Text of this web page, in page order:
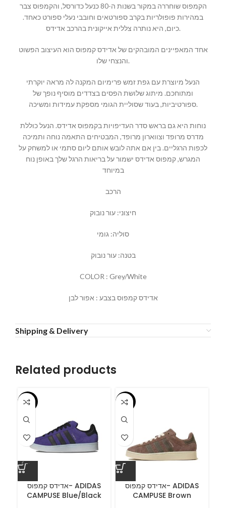
הקמפוס שוחררה במקור בשנות ה-80 כנעל כדורסל, והקמפוס צבר
במהירות פופולריות בקרב ספורטאים וחובבי נעלי ספורט כאחד.
כיום, היא נותרה צללית אייקונית בהרכב אדידס.
אחד המאפיינים המובהקים של אדידס קמפוס הוא העיצוב הפשוט
והנצחי שלו.
הנעל מיוצרת עם גפת זמש פרימיום המקנה לה מראה יוקרתי
ומתוחכם. מיתוג שלושת הפסים בצדדים מוסיף נופך של
ספורטיביות, בעוד שסוליית הגומי מספקת עמידות ומשיכה.
נוחות היא גם בראש סדר העדיפויות בקמפוס אדידס. הנעל כוללת
מדרס מרופד וצווארון מרופד, המבטיחים התאמה נוחה ותמיכה
לכפות הרגליים. בין אם אתה לובש אותם ליום סתמי או למשחק על
המגרש, קמפוס אדידס ישמור על בריאות הרגל שלך באופן נוח
במיוחד
הרכב
חיצוני: עור נובוק
סוליה: גומי
בטנה: עור נובוק
COLOR : Grey/White
אדידס קמפוס בצבע : אפור לבן
Shipping & Delivery
Related products
-55%
אדידס קמפוס- ADIDAS
CAMPUSE Blue/Black
-55%
אדידס קמפוס- ADIDAS
CAMPUSE Brown